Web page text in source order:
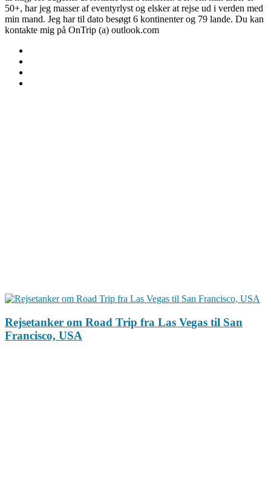
50+, har jeg masser af eventyrlyst og elsker at rejse ud i verden med
min mand. Jeg har til dato besøgt 6 kontinenter og 79 lande. Du kan
kontakte mig på OnTrip (a) outlook.com
Rejsetanker om Road Trip fra Las Vegas til San
Francisco, USA